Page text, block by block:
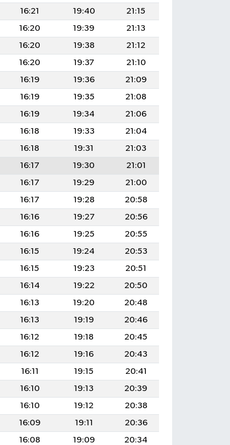
16:21 19:40
21:15
16:20 19:39
21:13
16:20 19:38
21:12
16:20 19:37
21:10
16:19 19:36
21:09
16:19 19:35
21:08
16:19 19:34
21:06
16:18 19:33
21:04
16:18 19:31
21:03
16:17 19:30
21:01
16:17 19:29
21:00
16:17 19:28
20:58
16:16 19:27
20:56
16:16 19:25
20:55
16:15 19:24
20:53
16:15 19:23
20:51
16:14 19:22
20:50
16:13 19:20
20:48
16:13 19:19
20:46
16:12 19:18
20:45
16:12 19:16
20:43
16:11 19:15
20:41
16:10 19:13
20:39
16:10 19:12
20:38
16:09 19:11
20:36
16:08 19:09
20:34